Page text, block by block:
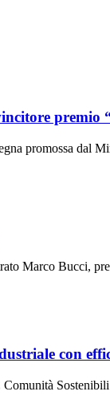
premio
promossa dal
Marco Bucci,
con